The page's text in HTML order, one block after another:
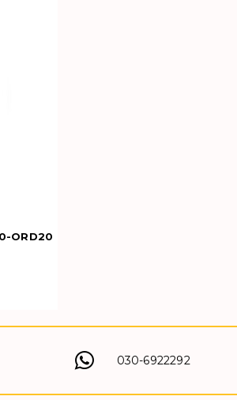
ORD20
030-6922292